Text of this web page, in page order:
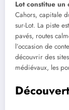
Lot constitue un
Cahors, capitale
sur-Lot. La piste
pavés, routes
l’occasion de
découvrir des
médiévaux, les